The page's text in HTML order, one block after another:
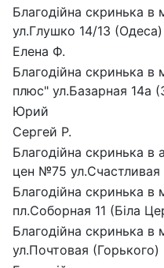
Благодійна скринька
ул.Глушко 14/13 (Одеса)
Елена Ф.
Благодійна скринька в
плюс" ул.Базарная 14а
Юрий
Сергей Р.
Благодійна скринька в
цен №75
Благодійна скринька
пл.Соборная 11 (Біла
Благодійна скринька в
ул.Почтовая